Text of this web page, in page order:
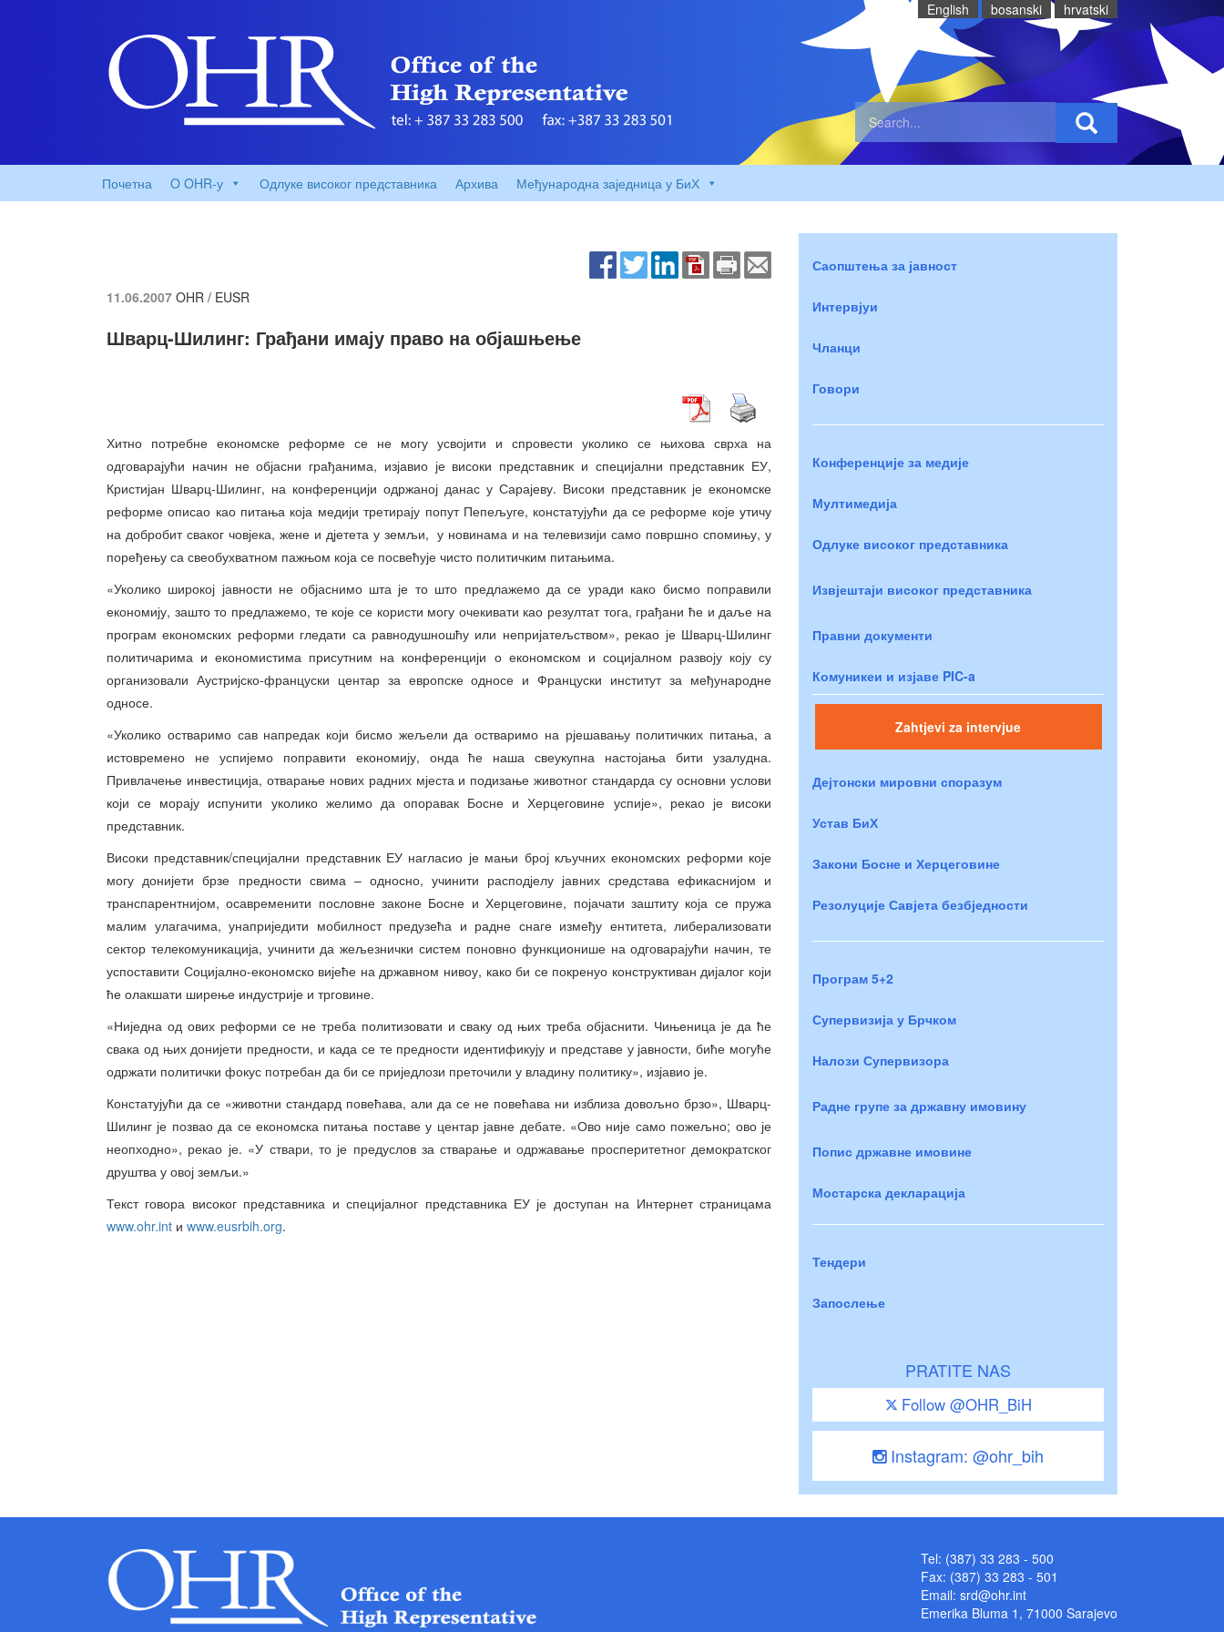
English bosanski hrvatski
Почетна O OHR-у Одлуке високог представника Архива Међународна заједница у БиХ
11.06.2007 OHR / EUSR
Шварц-Шилинг: Грађани имају право на објашњење
Хитно потребне економске реформе се не могу усвојити и спровести уколико се њихова сврха на
одговарајући начин не објасни грађанима, изјавио је високи представник и специјални представник ЕУ,
Кристијан Шварц-Шилинг, на конференцији одржаној данас у Сарајеву. Високи представник је економске
реформе описао као питања која медији третирају попут Пепељуге, констатујући да се реформе које утичу
на добробит сваког човјека, жене и дјетета у земљи, у новинама и на телевизији само површно спомињу, у
поређењу са свеобухватном пажњом која се посвећује чисто политичким питањима.
«Уколико широкој јавности не објаснимо шта је то што предлажемо да се уради како бисмо поправили
економију, зашто то предлажемо, те које се користи могу очекивати као резултат тога, грађани ће и даље на
програм економских реформи гледати са равнодушношћу или непријатељством», рекао је Шварц-Шилинг
политичарима и економистима присутним на конференцији о економском и социјалном развоју коју су
организовали Аустријско-француски центар за европске односе и Француски институт за међународне
односе.
«Уколико остваримо сав напредак који бисмо жељели да остваримо на рјешавању политичких питања, а
истовремено не успијемо поправити економију, онда ће наша свеукупна настојања бити узалудна.
Привлачење инвестиција, отварање нових радних мјеста и подизање животног стандарда су основни услови
који се морају испунити уколико желимо да опоравак Босне и Херцеговине успије», рекао је високи
представник.
Високи представник/специјални представник ЕУ нагласио је мањи број кључних економских реформи које
могу донијети брзе предности свима – односно, учинити расподјелу јавних средстава ефикаснијом и
транспарентнијом, осавременити пословне законе Босне и Херцеговине, појачати заштиту која се пружа
малим улагачима, унаприједити мобилност предузећа и радне снаге између ентитета, либерализовати
сектор телекомуникација, учинити да жељезнички систем поновно функционише на одговарајући начин, те
успоставити Социјално-економско вијеће на државном нивоу, како би се покренуо конструктиван дијалог који
ће олакшати ширење индустрије и трговине.
«Ниједна од ових реформи се не треба политизовати и сваку од њих треба објаснити. Чињеница је да ће
свака од њих донијети предности, и када се те предности идентификују и представе у јавности, биће могуће
одржати политички фокус потребан да би се приједлози преточили у владину политику», изјавио је.
Констатујући да се «животни стандард повећава, али да се не повећава ни изблиза довољно брзо», Шварц-
Шилинг је позвао да се економска питања поставе у центар јавне дебате. «Ово није само пожељно; ово је
неопходно», рекао је. «У ствари, то је предуслов за стварање и одржавање просперитетног демократског
друштва у овој земљи.»
Текст говора високог представника и специјалног представника ЕУ је доступан на Интернет страницама
www.ohr.int и www.eusrbih.org.
Саопштења за јавност
Интервјуи
Чланци
Говори
Конференције за медије
Мултимедија
Одлуке високог представника
Извјештаји високог представника
Правни документи
Комуникеи и изјаве PIC-a
Zahtjevi za intervjue
Дејтонски мировни споразум
Устав БиХ
Закони Босне и Херцеговине
Резолуције Савјета безбједности
Програм 5+2
Супервизија у Брчком
Налози Супервизора
Радне групе за државну имовину
Попис државне имовине
Мостарска декларација
Тендери
Запослење
PRATITE NAS
Follow @OHR_BiH
Instagram: @ohr_bih
Tel: (387) 33 283 - 500
Fax: (387) 33 283 - 501
Email: srd@ohr.int
Emerika Bluma 1, 71000 Sarajevo